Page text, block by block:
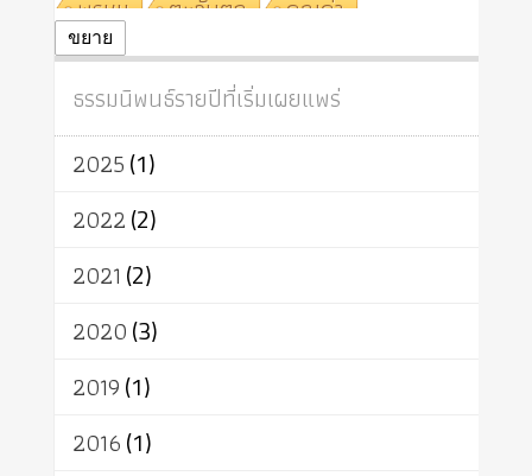
พรหม ตะวันตก
คุณค่า
ปฏิจจสมุปบาท
ศาสนาประจำชาติ
อินเดีย
ผู้บริโภค
ธรรมาธิปไตย
จักร
การแยกรัฐกับศาสนา
ธรรมชาติ
เทคโนโลยี
สิทธิ
พุทธบริษัท
อัตถะ
เทวดา
ขยาย
ธรรมนิพนธ์รายปีที่เริ่มเผยแพร่
2025(1)
2022(2)
2021 (2)
2020(3)
2019(1)
2016(1)